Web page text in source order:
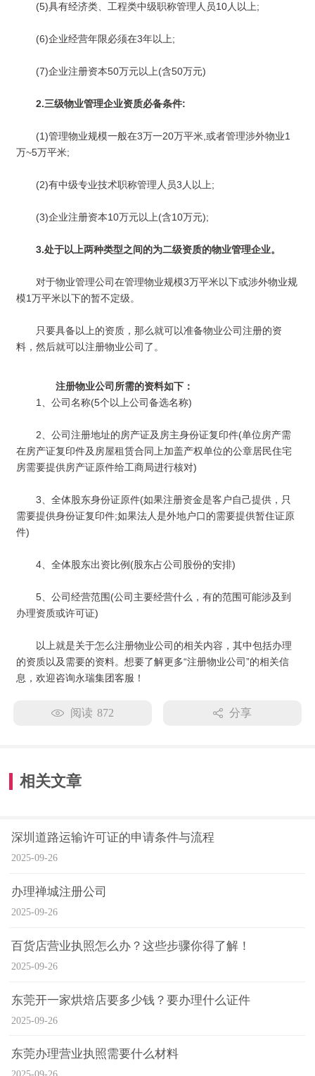
(5)具有经济类、工程类中级职称管理人员10人以上;
(6)企业经营年限必须在3年以上;
(7)企业注册资本50万元以上(含50万元)
2.三级物业管理企业资质必备条件:
(1)管理物业规模一般在3万一20万平米,或者管理涉外物业1
万~5万平米;
(2)有中级专业技术职称管理人员3人以上;
(3)企业注册资本10万元以上(含10万元);
3.处于以上两种类型之间的为二级资质的物业管理企业。
对于物业管理公司在管理物业规模3万平米以下或涉外物业规
模1万平米以下的暂不定级。
只要具备以上的资质，那么就可以准备物业公司注册的资
料，然后就可以注册物业公司了。
注册物业公司所需的资料如下：
1、公司名称(5个以上公司备选名称)
2、公司注册地址的房产证及房主身份证复印件(单位房产需
在房产证复印件及房屋租赁合同上加盖产权单位的公章居民住宅
房需要提供房产证原件给工商局进行核对)
3、全体股东身份证原件(如果注册资金是客户自己提供，只
需要提供身份证复印件;如果法人是外地户口的需要提供暂住证原
件)
4、全体股东出资比例(股东占公司股份的安排)
5、公司经营范围(公司主要经营什么，有的范围可能涉及到
办理资质或许可证)
以上就是关于怎么注册物业公司的相关内容，其中包括办理
的资质以及需要的资料。想要了解更多“注册物业公司”的相关信
息，欢迎咨询永瑞集团客服！
阅读 872 分享
相关文章
深圳道路运输许可证的申请条件与流程
2025-09-26
办理禅城注册公司
2025-09-26
百货店营业执照怎么办？这些步骤你得了解！
2025-09-26
东莞开一家烘焙店要多少钱？要办理什么证件
2025-09-26
东莞办理营业执照需要什么材料